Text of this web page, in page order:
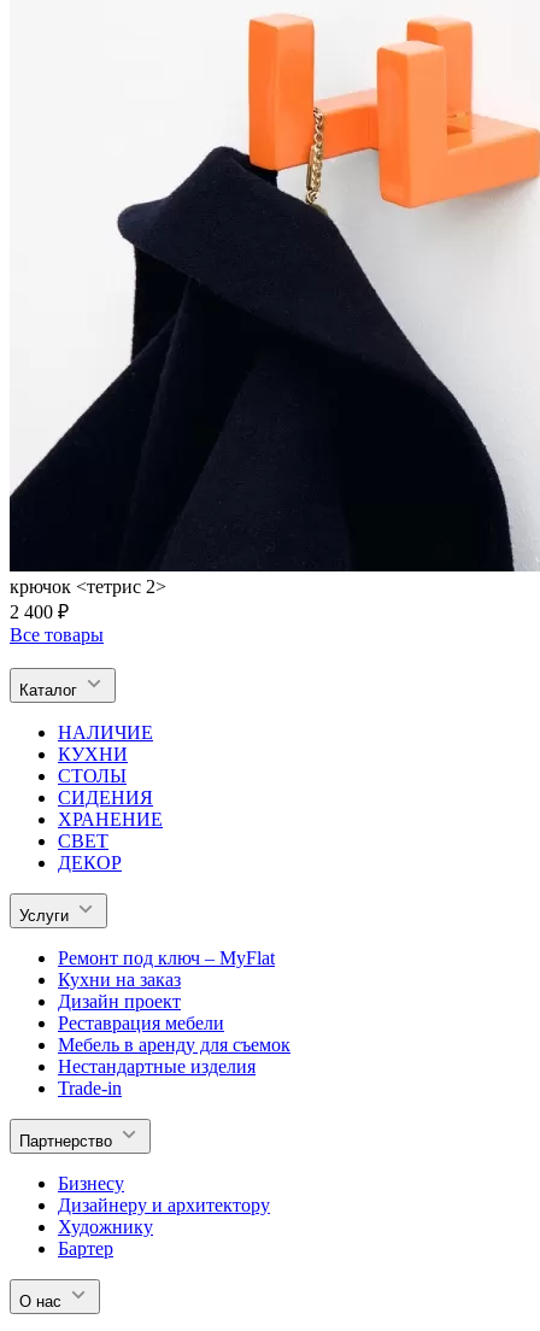
крючок <тетрис 2>
2 400 ₽
Все товары
Каталог
НАЛИЧИЕ
КУХНИ
СТОЛЫ
СИДЕНИЯ
ХРАНЕНИЕ
СВЕТ
ДЕКОР
Услуги
Ремонт под ключ – MyFlat
Кухни на заказ
Дизайн проект
Реставрация мебели
Мебель в аренду для съемок
Нестандартные изделия
Trade-in
Партнерство
Бизнесу
Дизайнеру и архитектору
Художнику
Бартер
О нас